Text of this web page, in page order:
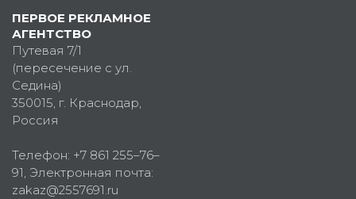
ПЕРВОЕ РЕКЛАМНОЕ
АГЕНТСТВО
Путевая 7/1
(пересечение с ул.
Седина)
350015, г. Краснодар,
Россия
Телефон: +7 861 255–76–
91, Электронная почта:
zakaz@2557691.ru